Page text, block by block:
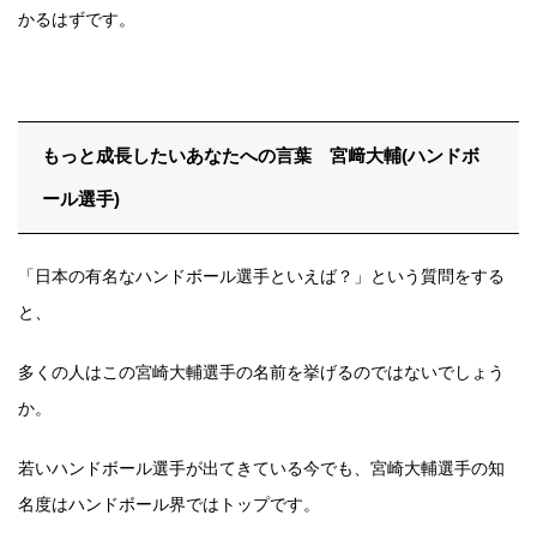
かるはずです。
もっと成長したいあなたへの言葉 宮﨑大輔(ハンドボ
ール選手)
「日本の有名なハンドボール選手といえば？」という質問をする
と、
多くの人はこの宮崎大輔選手の名前を挙げるのではないでしょう
か。
若いハンドボール選手が出てきている今でも、宮崎大輔選手の知
名度はハンドボール界ではトップです。